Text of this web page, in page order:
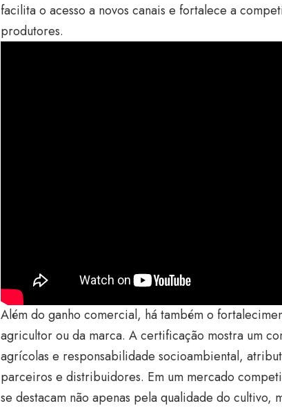
facilita o acesso a novos canais e fortalece a
produtores.
Além do ganho comercial, há também o
agricultor ou da marca. A certificação mostra um
agrícolas e responsabilidade socioambiental,
parceiros e distribuidores. Em um mercado
se destacam não apenas pela qualidade do cultivo,